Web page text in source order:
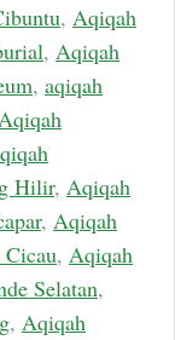
, Aqiqah
, Aqiqah
, aqiqah
Hilir, Aqiqah
, Aqiqah
, Aqiqah
Selatan,
, Aqiqah